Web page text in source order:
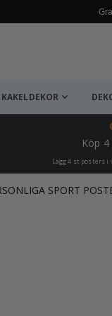
KAKELDEKOR
Köp
Lägg 4 st posters
SPORT